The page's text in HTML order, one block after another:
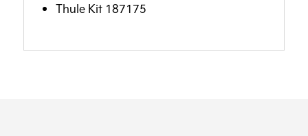
Thule Kit 187175